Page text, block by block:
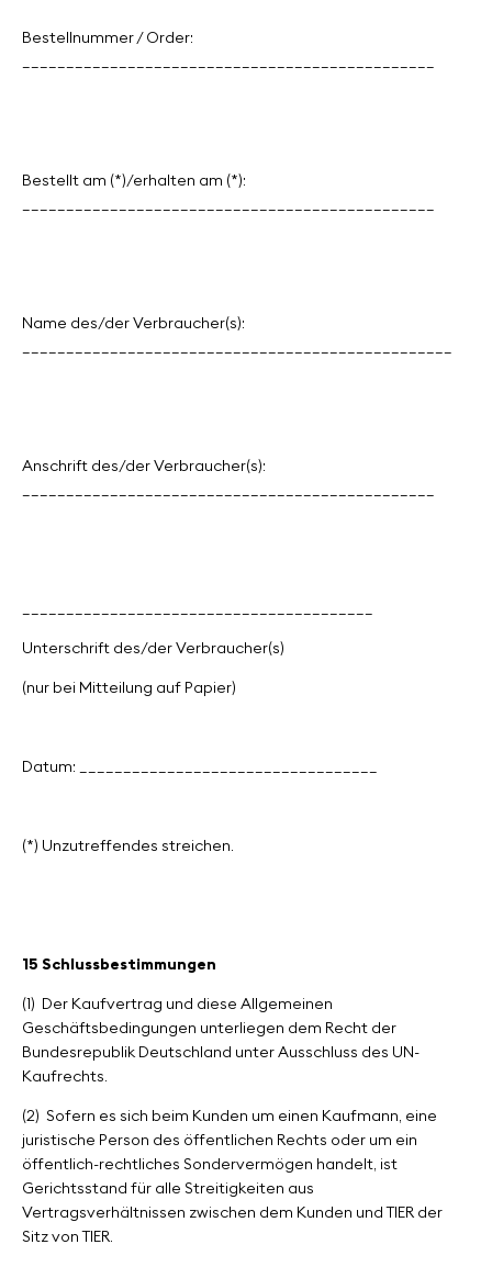
Bestellnummer / Order:
Bestellt am (*)/erhalten am (*):
Name des/der Verbraucher(s):
Anschrift des/der Verbraucher(s):
Unterschrift des/der Verbraucher(s)
(nur bei Mitteilung auf Papier)
Datum: __________________________________
(*) Unzutreffendes streichen.
15 Schlussbestimmungen
(1)
Der Kaufvertrag und diese Allgemeinen
Geschäftsbedingungen unterliegen dem Recht der
Bundesrepublik Deutschland unter Ausschluss des UN-
Kaufrechts.
(2) Sofern es sich beim Kunden um einen Kaufmann, eine
juristische Person des öffentlichen Rechts oder um ein
öffentlich-rechtliches Sondervermögen handelt, ist
Gerichtsstand für alle Streitigkeiten aus
Vertragsverhältnissen zwischen dem Kunden und TIER der
Sitz von TIER.